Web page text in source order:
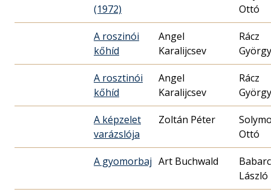
(1972)
Ottó
A roszinói
kőhíd
Angel
Karalijcsev
Rácz
György
A rosztinói
kőhíd
Angel
Karalijcsev
Rácz
György
A képzelet
varázslója
Zoltán Péter
Ottó
A gyomorbaj Art Buchwald
László